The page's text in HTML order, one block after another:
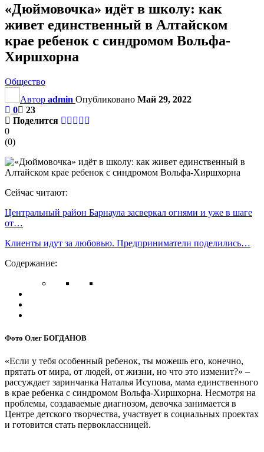
«Дюймовочка» идёт в школу: как
живет единственный в Алтайском
крае ребенок с синдромом Вольфа-
Хиршхорна
Общество
Автор admin Опубликовано Май 29, 2022
0
23
Поделится
0
(0)
Сейчас читают:
Центральный район Барнаула засверкал огнями и уже в шаге
от…
Клиенты идут за любовью. Предприниматели поделились…
Содержание:
Фото Олег БОГДАНОВ
«Если у тебя особенный ребенок, ты можешь его, конечно,
прятать от мира, от людей, от жизни, но что это изменит?» –
рассуждает заринчанка Наталья Исупова, мама единственного
в крае ребенка с синдромом Вольфа-Хиршхорна. Несмотря на
проблемы, создаваемые диагнозом, девочка занимается в
Центре детского творчества, участвует в социальных проектах
и готовится стать первоклассницей.